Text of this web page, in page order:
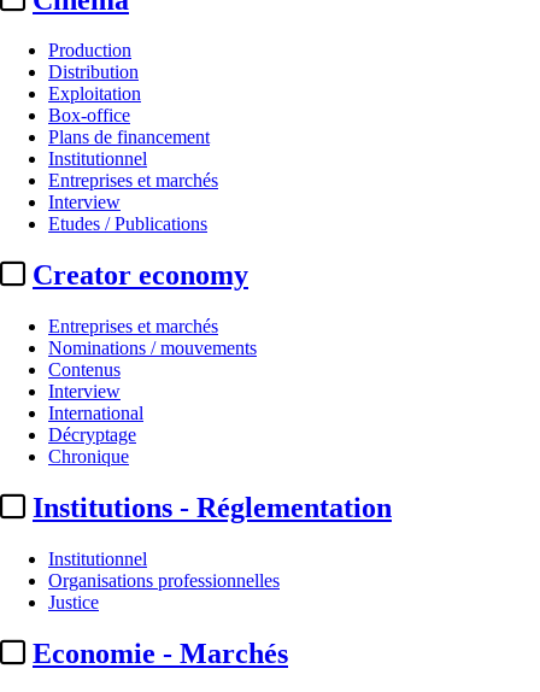
Production
Distribution
Exploitation
Box-office
Plans de financement
Institutionnel
Entreprises et marchés
Interview
Etudes / Publications
Creator economy
Entreprises et marchés
Nominations / mouvements
Contenus
Interview
International
Décryptage
Chronique
Institutions - Réglementation
Institutionnel
Organisations professionnelles
Justice
Economie - Marchés